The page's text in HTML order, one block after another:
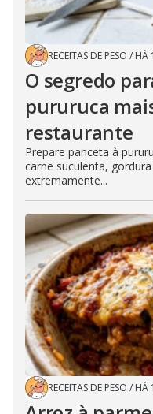
RECEITAS DE PESO / HÁ
O segredo
pururuca
restaurante
Prepare panceta à
carne suculenta,
extremamente...
RECEITAS DE PESO / HÁ